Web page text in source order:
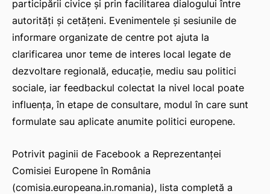
participării civice și prin facilitarea dialogului între
autorități și cetățeni. Evenimentele și sesiunile de
informare organizate de centre pot ajuta la
clarificarea unor teme de interes local legate de
dezvoltare regională, educație, mediu sau politici
sociale, iar feedbackul colectat la nivel local poate
influența, în etape de consultare, modul în care sunt
formulate sau aplicate anumite politici europene.
Potrivit paginii de Facebook a Reprezentanței
Comisiei Europene în România
(comisia.europeana.in.romania), lista completă a